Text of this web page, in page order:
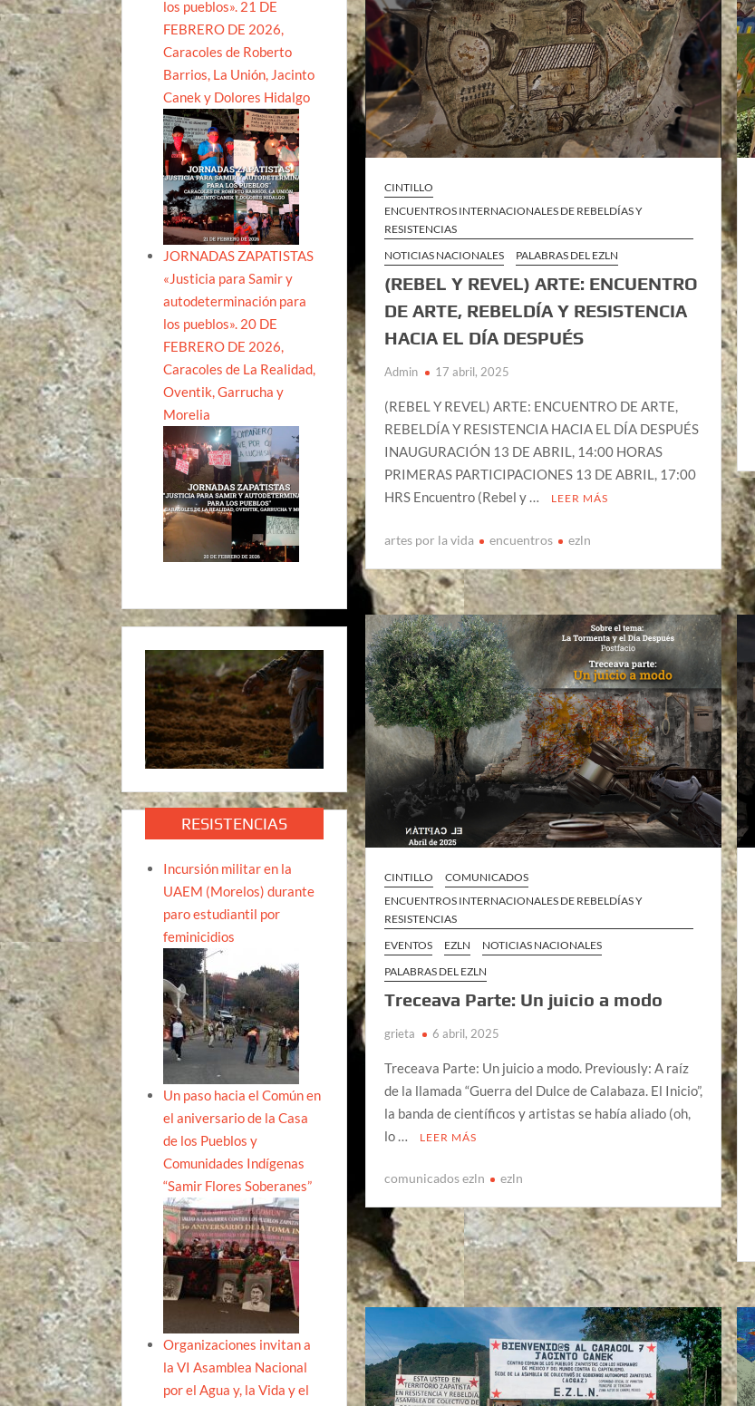
CINTILLO
ENCUENTROS INTERNACIONALES DE REBELDÍAS Y
RESISTENCIAS
NOTICIAS NACIONALES
PALABRAS DEL EZLN
(REBEL Y REVEL) ARTE: ENCUENTRO
DE ARTE, REBELDÍA Y RESISTENCIA
HACIA EL DÍA DESPUÉS
Admin 17 abril, 2025
(REBEL Y REVEL) ARTE: ENCUENTRO DE ARTE,
REBELDÍA Y RESISTENCIA HACIA EL DÍA DESPUÉS
INAUGURACIÓN 13 DE ABRIL, 14:00 HORAS
PRIMERAS PARTICIPACIONES 13 DE ABRIL, 17:00
HRS Encuentro (Rebel y …
LEER MÁS
artes por la vida encuentros ezln
CINTILLO
COMUNICADOS
ENCUENTROS INTERNACIONALES DE REBELDÍAS Y
RESISTENCIAS
EVENTOS
EZLN
NOTICIAS NACIONALES
PALABRAS DEL EZLN
Treceava Parte: Un juicio a modo
grieta 6 abril, 2025
Treceava Parte: Un juicio a modo. Previously: A raíz
de la llamada “Guerra del Dulce de Calabaza. El Inicio”,
la banda de científicos y artistas se había aliado (oh,
lo …
LEER MÁS
comunicados ezln ezln
los pueblos». 21 DE
FEBRERO DE 2026,
Caracoles de Roberto
Barrios, La Unión, Jacinto
Canek y Dolores Hidalgo
JORNADAS ZAPATISTAS
«Justicia para Samir y
autodeterminación para
los pueblos». 20 DE
FEBRERO DE 2026,
Caracoles de La Realidad,
Oventik, Garrucha y
Morelia
RESISTENCIAS
Incursión militar en la
UAEM (Morelos) durante
paro estudiantil por
feminicidios
Un paso hacia el Común en
el aniversario de la Casa
de los Pueblos y
Comunidades Indígenas
“Samir Flores Soberanes”
Organizaciones invitan a
la VI Asamblea Nacional
por el Agua y, la Vida y el